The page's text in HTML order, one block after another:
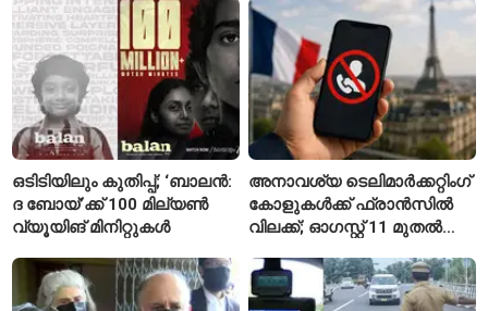
വിശദീകരണം
റിജിജുവിന് മറുപടിയുമായി
സഞ്ജയ് റാവത്ത്
ഒടിടിയിലും കുതിപ്പ്; ‘ബാലൻ:
ദ ബോയ്’ക്ക് 100 മില്യൺ
വ്യൂയിങ് മിനിറ്റുകൾ
അനാവശ്യ ടെലിമാർക്കറ്റിംഗ്
കോളുകൾക്ക് ഫ്രാൻസിൽ
വിലക്ക്; ഓഗസ്റ്റ് 11 മുതൽ